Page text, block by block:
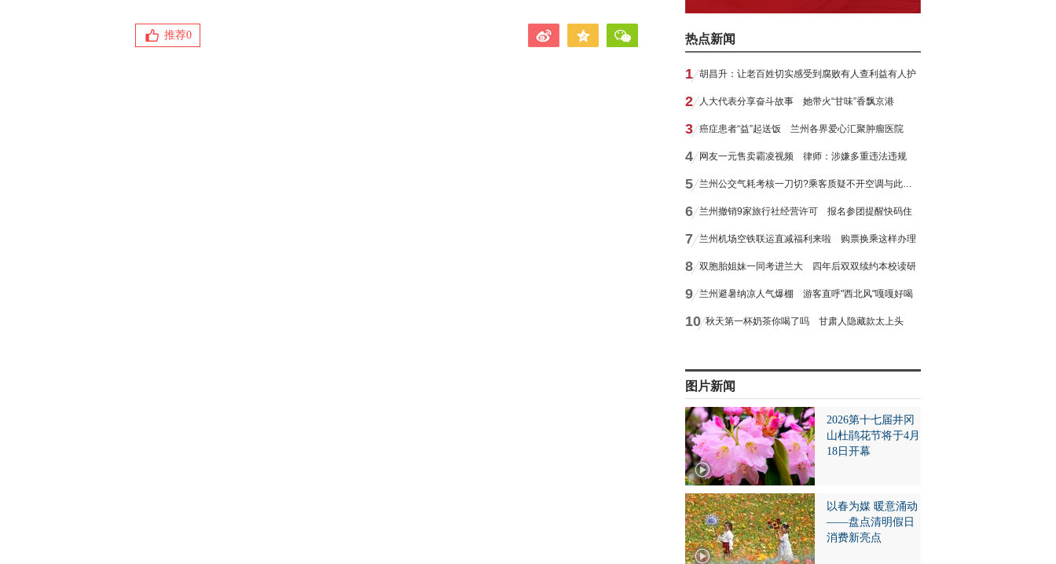
推荐0 热点新闻
1 胡昌升：让老百姓切实感受到腐败有人查利益有人护
2 人大代表分享奋斗故事 她带火“甘味”香飘京港
3 癌症患者“益”起送饭 兰州各界爱心汇聚肿瘤医院
4 网友一元售卖霸凌视频 律师：涉嫌多重违法违规
5 兰州公交气耗考核一刀切?乘客质疑不开空调与此有关
6 兰州撤销9家旅行社经营许可 报名参团提醒快码住
7 兰州机场空铁联运直减福利来啦 购票换乘这样办理
8 双胞胎姐妹一同考进兰大 四年后双双续约本校读研
9 兰州避暑纳凉人气爆棚 游客直呼"西北风"嘎嘎好喝
10 秋天第一杯奶茶你喝了吗 甘肃人隐藏款太上头
图片新闻
2026第十七届井冈
山杜鹃花节将于4月
18日开幕
以春为媒 暖意涌动
——盘点清明假日
消费新亮点